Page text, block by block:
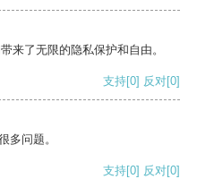
来了无限的隐私保护和自由。
支持[0] 反对[0]
多问题。
支持[0] 反对[0]